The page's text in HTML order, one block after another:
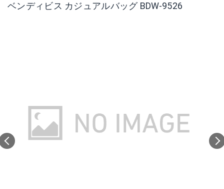
ベンディビス カジュアルバッグ BDW-9526